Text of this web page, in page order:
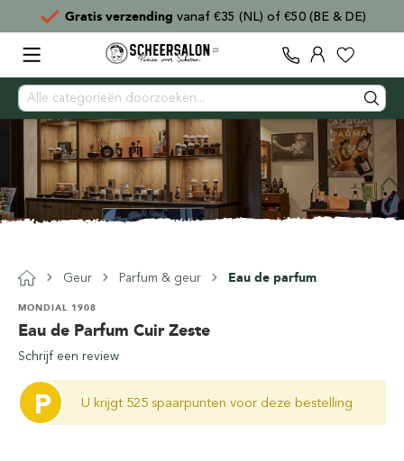
Gratis verzending vanaf €35 (NL) of €50 (BE & DE)
Geur Parfum & geur Eau de parfum
Eau de Parfum Cuir Zeste
MONDIAL 1908
Schrijf een review
P U krijgt 525 spaarpunten voor deze bestelling